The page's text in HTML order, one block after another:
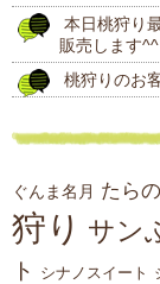
本日桃狩り
販売します^^
桃狩りのお
ぐんま名月 たら
狩り サン
ト
シナノスイート